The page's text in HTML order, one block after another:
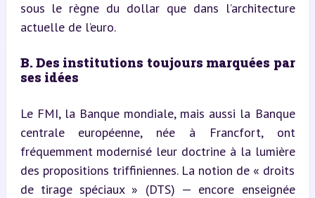
sous le règne du dollar que dans l’architecture
actuelle de l’euro.
B. Des institutions toujours marquées par
ses idées
Le FMI, la Banque mondiale, mais aussi la Banque
centrale européenne, née à Francfort, ont
fréquemment modernisé leur doctrine à la lumière
des propositions triffiniennes. La notion de « droits
de tirage spéciaux » (DTS) — encore enseignée